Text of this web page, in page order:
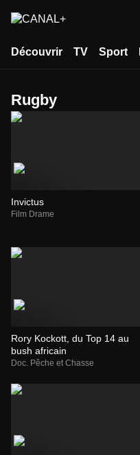
Découvrir TV Sport
rugby
Invictus
Film Drame
Rory Kockott, du Top 14 au
bush africain
Doc. Pêche et Chasse